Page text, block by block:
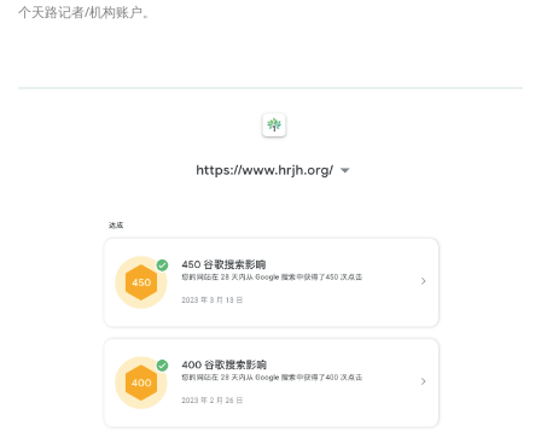
个天路记者/机构账户。